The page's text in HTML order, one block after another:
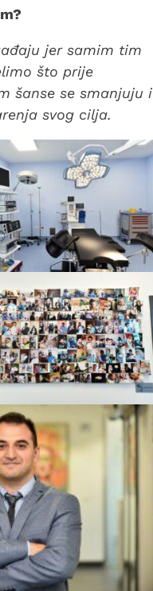
jer samim tim
što prije
šanse se smanjuju i
svog cilja.